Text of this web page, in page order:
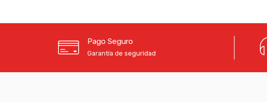
Pago Seguro
Garantía de seguridad